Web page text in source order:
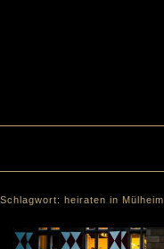
content
Schlagwort: heiraten in Mülheim